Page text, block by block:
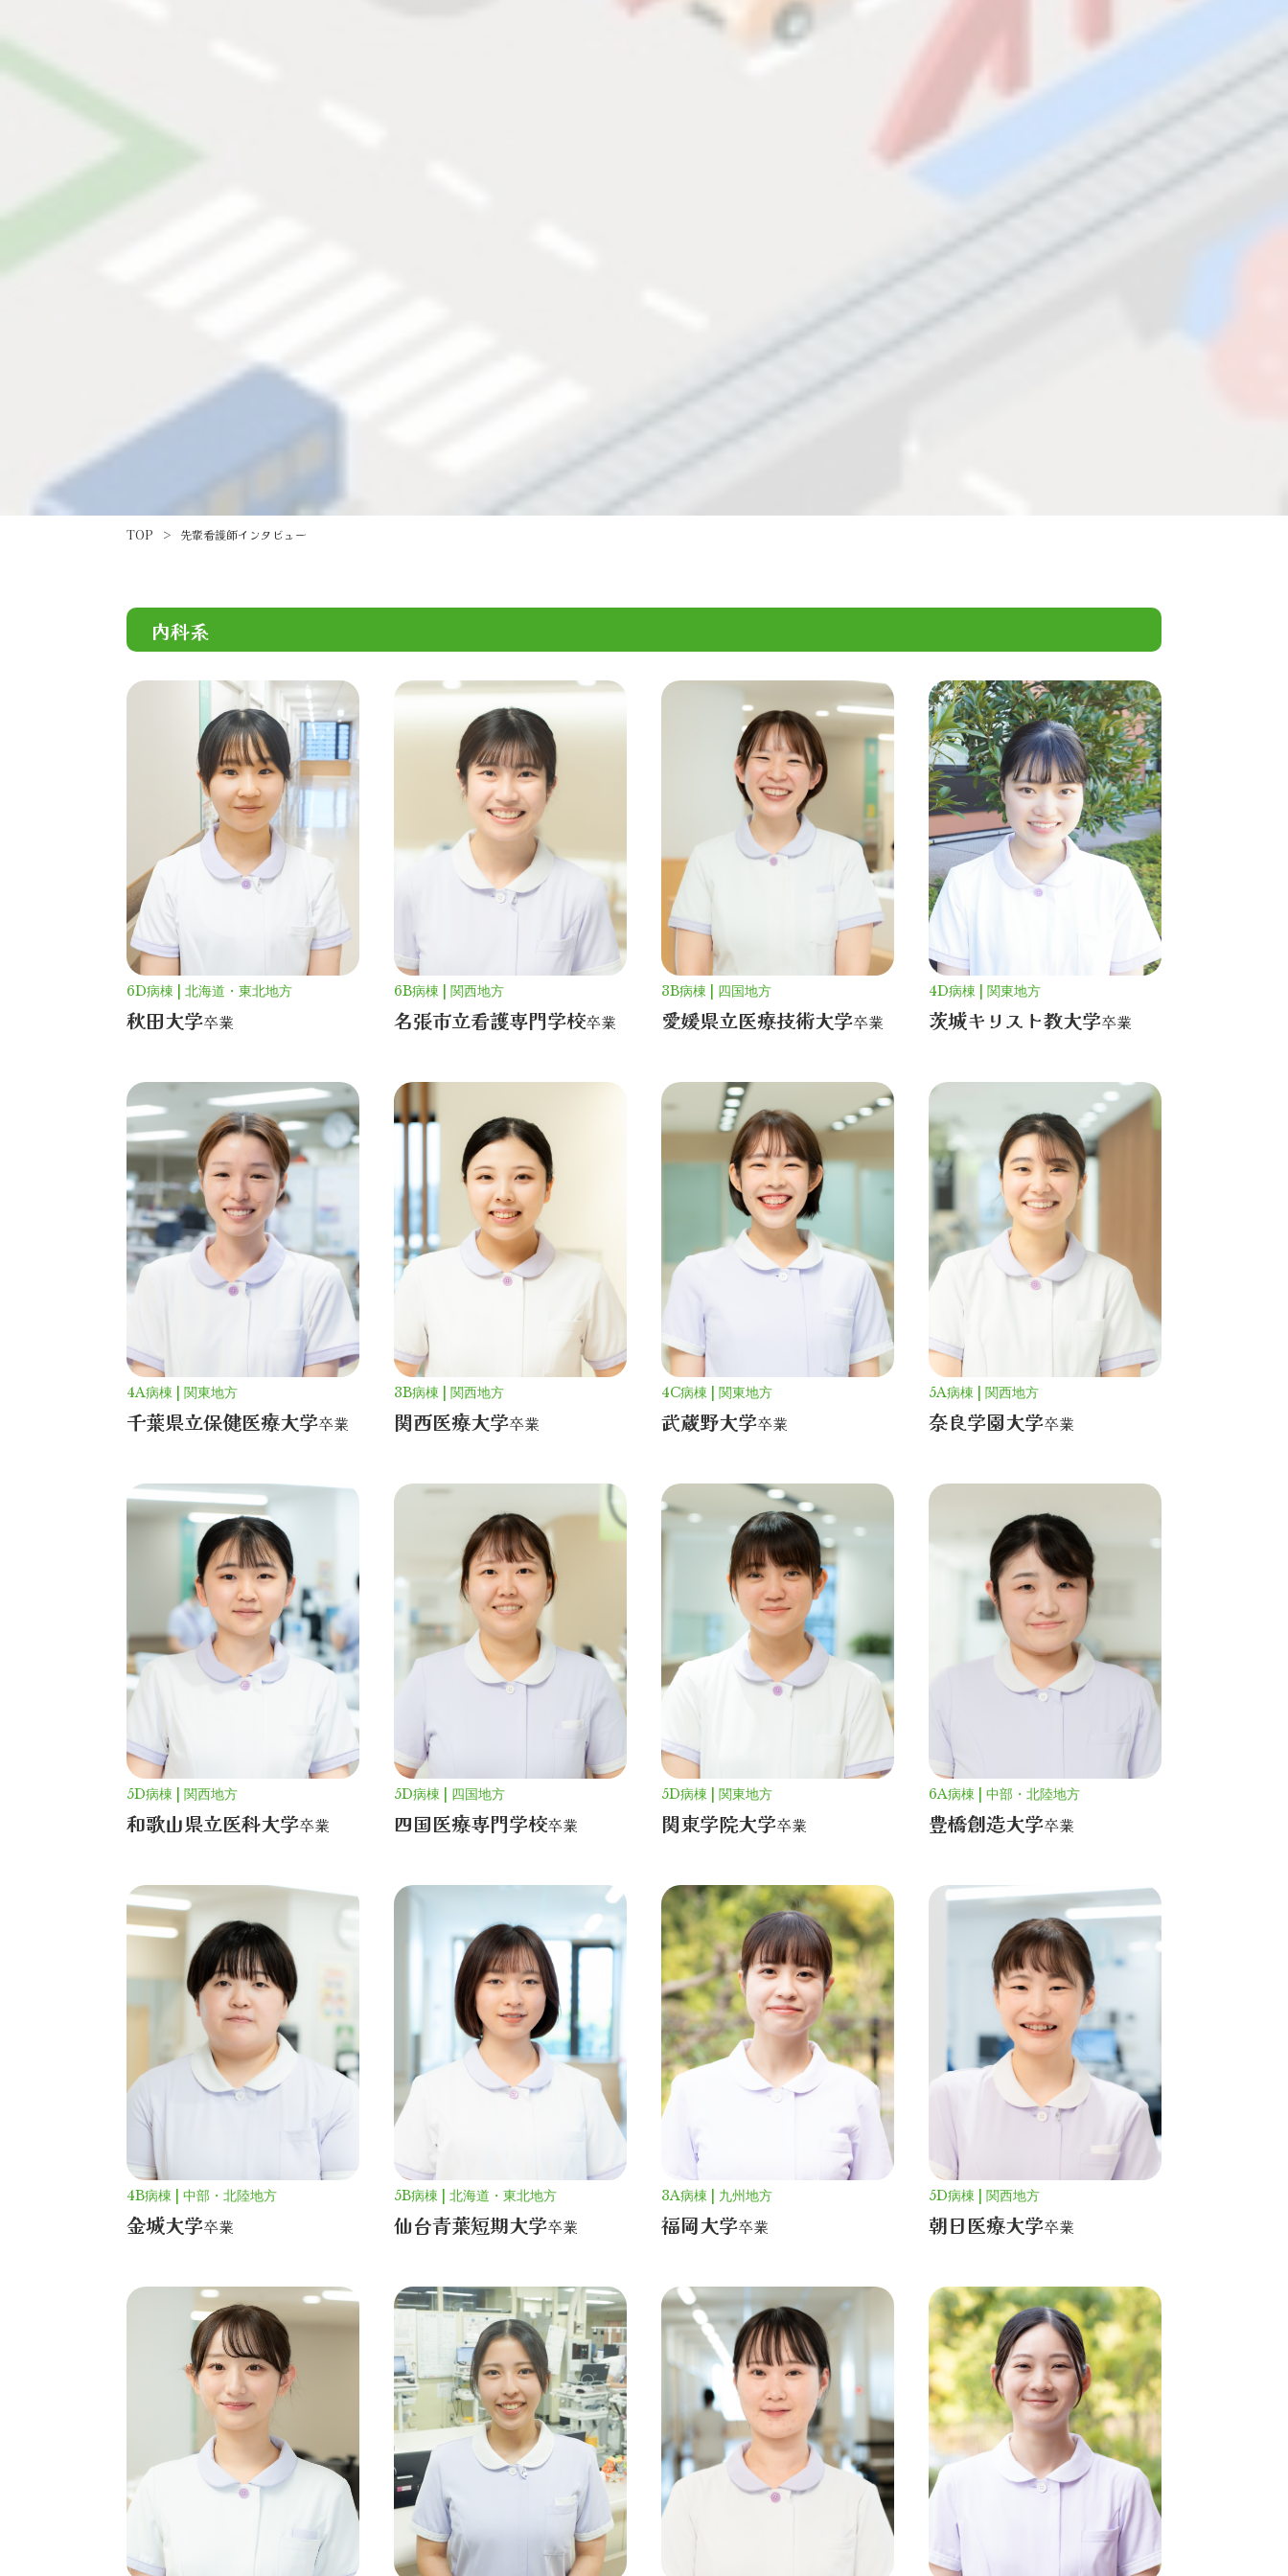
TOP > 先輩看護師インタビュー
内科系
6D病棟 北海道・東北地方
秋田大学卒業
6B病棟 関西地方
名張市立看護専門学校卒業
3B病棟 四国地方
愛媛県立医療技術大学卒業
4D病棟 関東地方
茨城キリスト教大学卒業
4A病棟 関東地方
千葉県立保健医療大学卒業
3B病棟 関西地方
関西医療大学卒業
4C病棟 関東地方
武蔵野大学卒業
5A病棟 関西地方
奈良学園大学卒業
5D病棟 関西地方
和歌山県立医科大学卒業
5D病棟 四国地方
四国医療専門学校卒業
5D病棟 関東地方
関東学院大学卒業
6A病棟 中部・北陸地方
豊橋創造大学卒業
4B病棟 中部・北陸地方
金城大学卒業
5B病棟 北海道・東北地方
仙台青葉短期大学卒業
3A病棟 九州地方
福岡大学卒業
5D病棟 関西地方
朝日医療大学卒業